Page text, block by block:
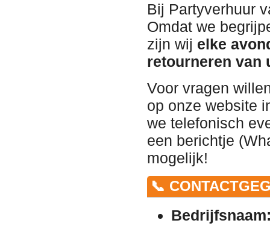
Bij Partyverhuur
Omdat we
zijn wij elke
retourneren van
Voor vragen
op onze website
we telefonisch
een berichtje
mogelijk!
📞